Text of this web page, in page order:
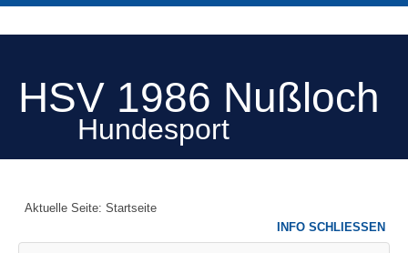
HSV 1986 Nußloch
Hundesport
Aktuelle Seite: Startseite
INFO SCHLIESSEN